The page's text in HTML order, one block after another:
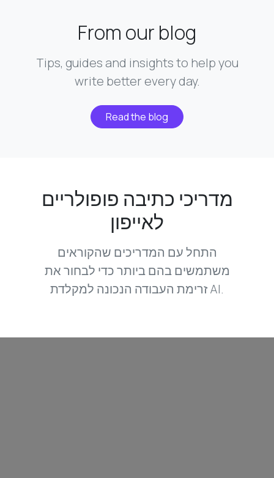
From our blog
Tips, guides and insights to help you
write better every day.
Read the blog
מדריכי כתיבה פופולריים
לאייפון
התחל עם המדריכים שהקוראים
משתמשים בהם ביותר כדי לבחור את
זרימת העבודה הנכונה למקלדת AI.